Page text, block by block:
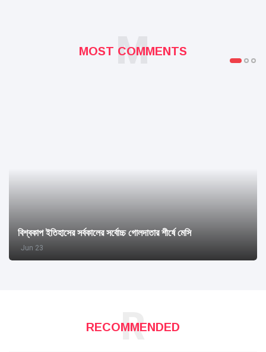
MOST COMMENTS
M
বিশ্বকাপ ইতিহাসের সর্বকালের সর্বোচ্চ গোলদাতার শীর্ষে মেসি
Jun 23
RECOMMENDED
R